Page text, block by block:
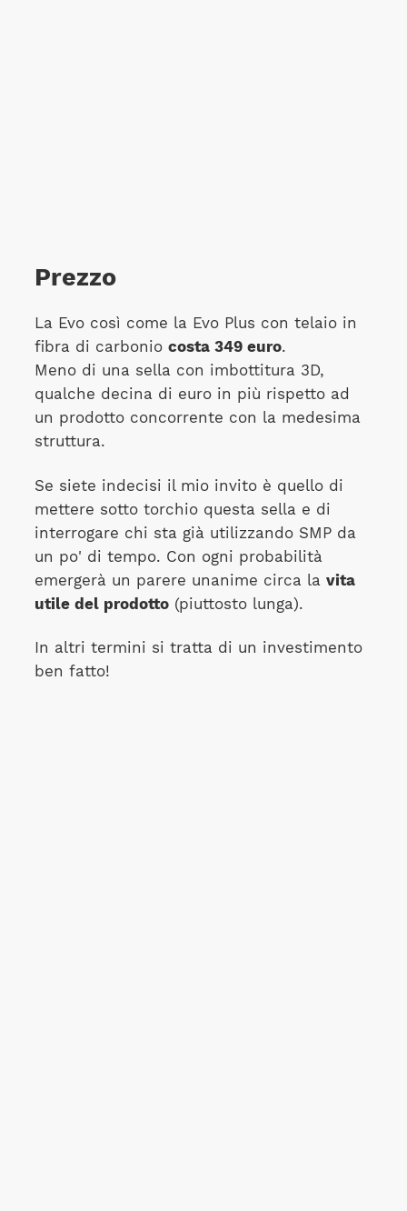
Prezzo
La Evo così come la Evo Plus con telaio in
fibra di carbonio costa 349 euro.
Meno di una sella con imbottitura 3D,
qualche decina di euro in più rispetto ad
un prodotto concorrente con la medesima
struttura.
Se siete indecisi il mio invito è quello di
mettere sotto torchio questa sella e di
interrogare chi sta già utilizzando SMP da
un po' di tempo. Con ogni probabilità
emergerà un parere unanime circa la vita
utile del prodotto(piuttosto lunga).
In altri termini si tratta di un investimento
ben fatto!